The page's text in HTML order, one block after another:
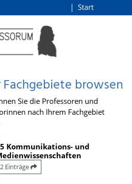
Start
Fachgebiete browsen
Sie die Professoren und
nach Ihrem Fachgebiet
Kommunikations- und
2 Einträge